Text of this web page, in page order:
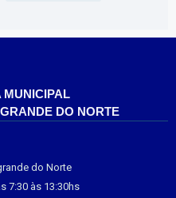
MUNICIPAL
DO NORTE
do Norte
7:30 às 13:30hs